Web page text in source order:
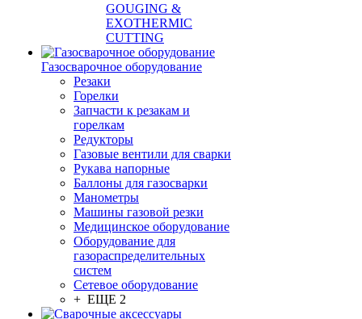
GOUGING &
EXOTHERMIC
CUTTING
Газосварочное оборудование
Резаки
Горелки
Запчасти к резакам и
горелкам
Редукторы
Газовые вентили для сварки
Рукава напорные
Баллоны для газосварки
Манометры
Машины газовой резки
Медицинское оборудование
Оборудование для
газораспределительных
систем
Сетевое оборудование
+ ЕЩЕ 2